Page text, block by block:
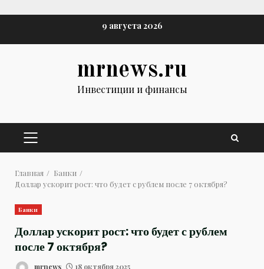
9 августа 2026
mrnews.ru
Инвестиции и финансы
ОСНОВНОЕ
Главная
Банки
Доллар ускорит рост: что будет с рублем после 7 октября?
Банки
Доллар ускорит рост: что будет с рублем
после 7 октября?
mrnews 18 октября 2025